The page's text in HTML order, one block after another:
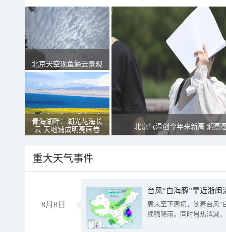
北京天空现鱼鳞云景观
青海湖畔：湖光花海长
云 天地铺成明亮画卷
北京气温创今年来新高 焖蒸
重大天气事件
8月8日
台风“白海豚”靠近浙
周末至下周初，随着台风“
续强降雨。同时暑热消减